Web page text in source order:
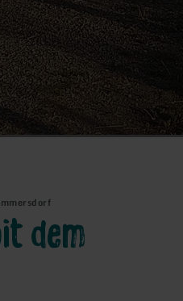
dem